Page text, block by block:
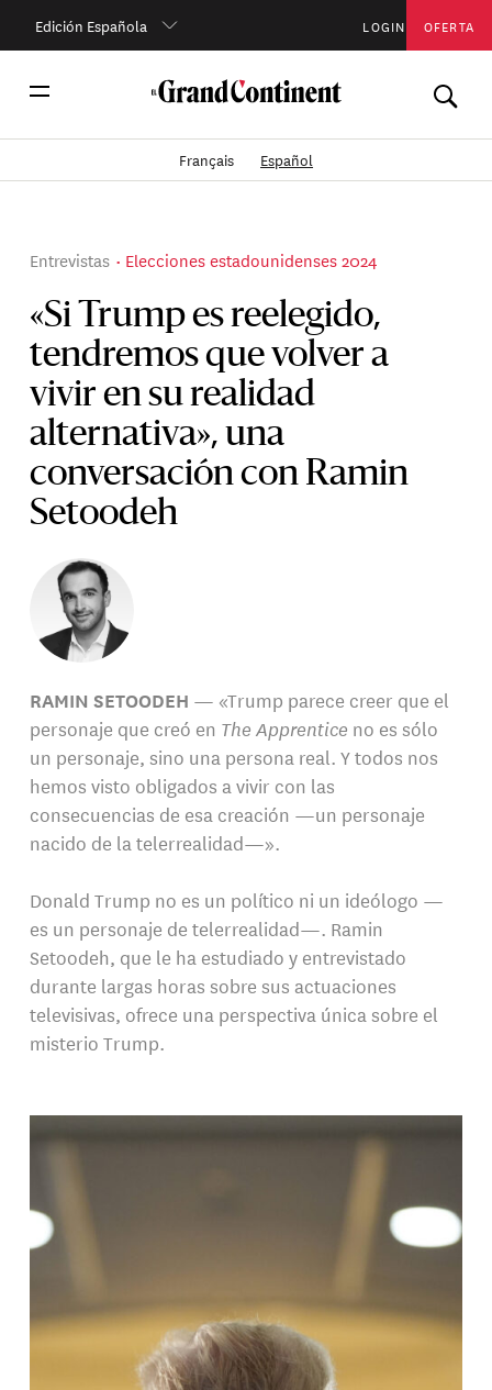
Edición Española LOGIN OFERTA
Français Español
«Si Trump es reelegido,
tendremos que volver a
vivir en su realidad
alternativa», una
conversación con Ramin
Setoodeh
Entrevistas Elecciones estadounidenses 2024
RAMIN SETOODEH — «Trump parece creer que el
personaje que creó en The Apprentice no es sólo
un personaje, sino una persona real. Y todos nos
hemos visto obligados a vivir con las
consecuencias de esa creación —un personaje
nacido de la telerrealidad—».
Donald Trump no es un político ni un ideólogo —
es un personaje de telerrealidad—. Ramin
Setoodeh, que le ha estudiado y entrevistado
durante largas horas sobre sus actuaciones
televisivas, ofrece una perspectiva única sobre el
misterio Trump.